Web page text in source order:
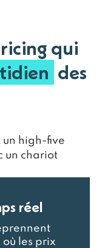
qui
des
réel
où les prix